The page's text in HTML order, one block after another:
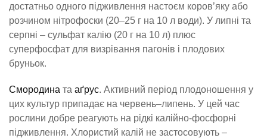
достатньо одного підживлення настоєм коров’яку або
розчином нітрофоски (20–25 г на 10 л води). У липні та
серпні – сульфат калію (20 г на 10 л) плюс
суперфосфат для визрівання пагонів і плодових
бруньок.
Смородина та аґрус. Активний період плодоношення у
цих культур припадає на червень–липень. У цей час
рослини добре реагують на рідкі калійно-фосфорні
підживлення. Хлористий калій не застосовують –